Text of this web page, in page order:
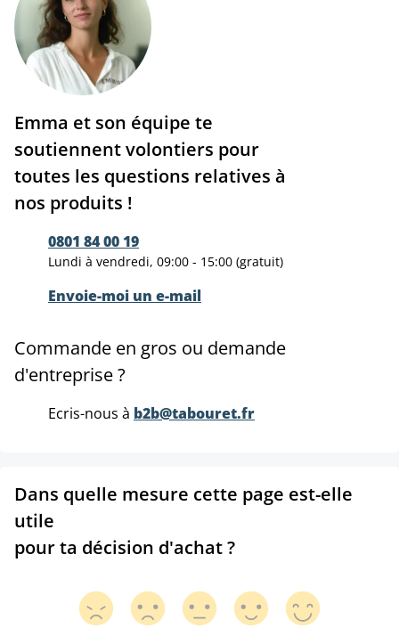
Emma et son équipe te
soutiennent volontiers pour
toutes les questions relatives à
nos produits !
0801 84 00 19
Lundi à vendredi, 09:00 - 15:00 (gratuit)
Envoie-moi un e-mail
Commande en gros ou demande
d'entreprise ?
Ecris-nous à b2b@tabouret.fr
Dans quelle mesure cette page est-elle
utile
pour ta décision d'achat ?